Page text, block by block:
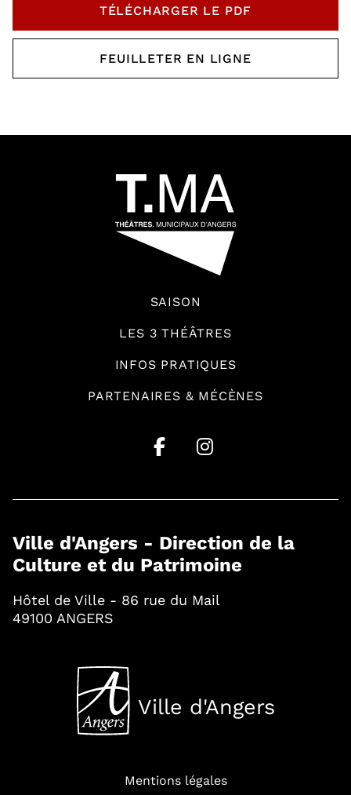
TÉLÉCHARGER LE PDF, OUVRE UNE NOUVELLE
FEUILLETER EN LIGNE, OUVRE UNE NOUVELLE
SAISON
LES 3 THÉÂTRES
INFOS PRATIQUES
PARTENAIRES & MÉCÈNES
Ville d'Angers - Direction de la
Culture et du Patrimoine
Hôtel de Ville - 86 rue du Mail
49100 ANGERS
Ville d'Angers
, Ouvre une nouvelle
Mentions légales